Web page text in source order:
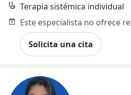
Terapia sistémica individual
Solicita una cita